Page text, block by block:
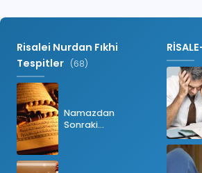
Risalei Nurdan Fıkhi
Tespitler (68)
Namazdan
Sonraki